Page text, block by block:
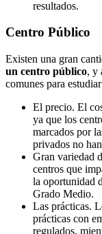
resultados.
Centro Público
Existen una gran
un centro público, y
comunes para
El precio. El
ya que los
marcados por
privados no
Gran variedad
centros que
la oportunidad
Grado Medio.
Las prácticas.
prácticas con
regulados,